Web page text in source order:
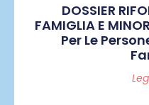
DOSSIER
FAMIGLIA E
Per Le